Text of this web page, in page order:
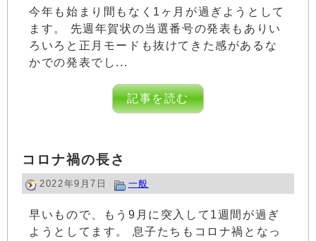
今年も始まり間もなく1ヶ月が過ぎようとして
ます。 先週年賀状の当選番号の発表もありい
ろいろと正月モードも抜けてきた感があるな
かでの発表でし...
記事を読む
コロナ禍の長さ
2022年9月7日 一般
早いもので、もう9月に突入して1週間が過ぎ
ようとしてます。 息子たちもコロナ禍となっ